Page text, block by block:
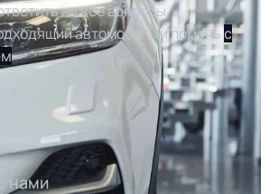
на все вопросы,
автомобиль и помочьс
нами